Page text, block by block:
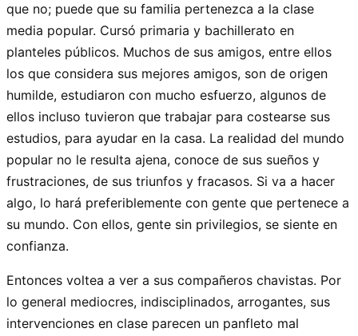
que no; puede que su familia pertenezca a la clase
media popular. Cursó primaria y bachillerato en
planteles públicos. Muchos de sus amigos, entre ellos
los que considera sus mejores amigos, son de origen
humilde, estudiaron con mucho esfuerzo, algunos de
ellos incluso tuvieron que trabajar para costearse sus
estudios, para ayudar en la casa. La realidad del mundo
popular no le resulta ajena, conoce de sus sueños y
frustraciones, de sus triunfos y fracasos. Si va a hacer
algo, lo hará preferiblemente con gente que pertenece a
su mundo. Con ellos, gente sin privilegios, se siente en
confianza.
Entonces voltea a ver a sus compañeros chavistas. Por
lo general mediocres, indisciplinados, arrogantes, sus
intervenciones en clase parecen un panfleto mal